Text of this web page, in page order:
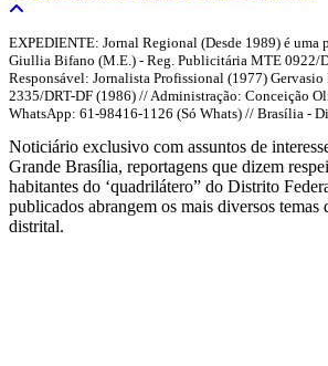
EXPEDIENTE: Jornal Regional (Desde 1989) é uma
Giullia Bifano (M.E.) - Reg. Publicitária MTE 0922/
Responsável: Jornalista Profissional (1977)
2335/DRT-DF (1986) // Administração: Conceição
WhatsApp: 61-98416-1126 (Só Whats) // Brasília -
Noticiário exclusivo com assuntos de
Grande Brasília, reportagens que dizem
habitantes do ‘quadrilátero” do Distrito
publicados abrangem os mais diversos temas
distrital.